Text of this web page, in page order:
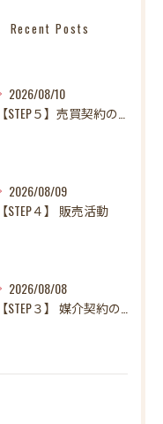
Recent Posts
2026/08/10
2026/08/09
【STEP４】 販売活動
2026/08/08